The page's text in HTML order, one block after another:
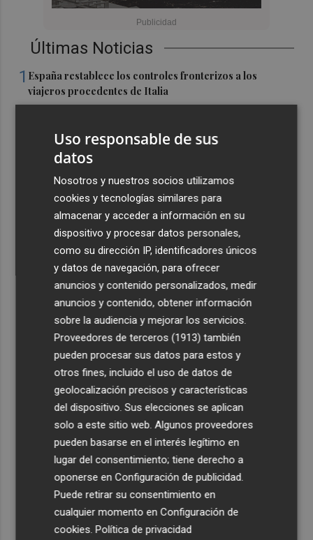
Últimas Noticias
1 España restablece los controles fronterizos a los
viajeros procedentes de Italia
Ferran Torres, recibido con un baño de masas en su
pueblo: "Allá donde voy siempre digo que soy de Foios"
Foios se vuelca con Ferran Torres
Las '200 vidas' que llevaron a Paco Rabal de Águilas a la
cima del cine: un documental recupera la voz y la mirada
del actor
Uso responsable de sus
datos
Nosotros y nuestros socios utilizamos
cookies y tecnologías similares para
almacenar y acceder a información en su
dispositivo y procesar datos personales,
como su dirección IP, identificadores únicos
y datos de navegación, para ofrecer
anuncios y contenido personalizados, medir
anuncios y contenido, obtener información
sobre la audiencia y mejorar los servicios.
Proveedores de terceros (1913) también
pueden procesar sus datos para estos y
otros fines, incluido el uso de datos de
geolocalización precisos y características
del dispositivo. Sus elecciones se aplican
solo a este sitio web. Algunos proveedores
pueden basarse en el interés legítimo en
lugar del consentimiento; tiene derecho a
oponerse enConfiguración de publicidad.
Puede retirar su consentimiento en
cualquier momento enConfiguración de
cookies.Política de privacidad